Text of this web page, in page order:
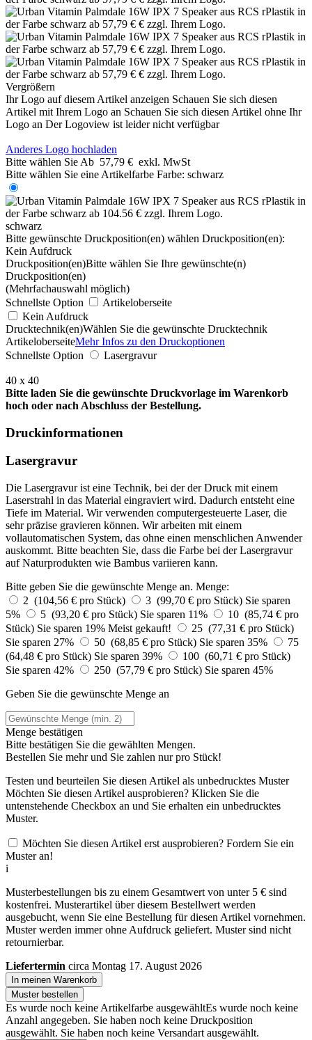
Vergrößern
Ihr Logo auf diesem Artikel anzeigen Schauen Sie sich diesen
Artikel mit Ihrem Logo an Schauen Sie sich diesen Artikel ohne Ihr
Logo an Der Logoview ist leider nicht verfügbar
Anderes Logo hochladen
Bitte wählen Sie Ab 57,79 € exkl. MwSt
Bitte wählen Sie eine Artikelfarbe Farbe: schwarz
schwarz
Bitte gewünschte Druckposition(en) wählen Druckposition(en):
Kein Aufdruck
Druckposition(en)Bitte wählen Sie Ihre gewünschte(n)
Druckposition(en)
(Mehrfachauswahl möglich)
Schnellste Option
Artikeloberseite
Kein Aufdruck
Drucktechnik(en)Wählen Sie die gewünschte Drucktechnik
ArtikeloberseiteMehr Infos zu den Druckoptionen
Schnellste Option
Lasergravur
40 x 40
Bitte laden Sie die gewünschte Druckvorlage im Warenkorb
hoch oder nach Abschluss der Bestellung.
Druckinformationen
Lasergravur
Die Lasergravur ist eine Technik, bei der der Druck mit einem
Laserstrahl in das Material eingraviert wird. Dadurch entsteht eine
Tiefe im Material. Wir verwenden computergesteuerte Laser, die
sehr präzise gravieren können. Wir arbeiten mit einem
vollautomatischen System, das ohne einen menschlichen Anwender
auskommt. Bitte beachten Sie, dass die Farbe bei der Lasergravur
auf Naturprodukten wie Bambus variieren kann.
Bitte geben Sie die gewünschte Menge an. Menge:
2 (104,56 € pro Stück)
3 (99,70 € pro Stück) Sie sparen
5%
5 (93,20 € pro Stück) Sie sparen 11%
10 (85,74 € pro
Stück) Sie sparen 19% Meist gekauft!
25 (77,31 € pro Stück)
Sie sparen 27%
50 (68,85 € pro Stück) Sie sparen 35%
75
(64,48 € pro Stück) Sie sparen 39%
100 (60,71 € pro Stück)
Sie sparen 42%
250 (57,79 € pro Stück) Sie sparen 45%
Geben Sie die gewünschte Menge an
Menge bestätigen
Bitte bestätigen Sie die gewählten Mengen.
Bestellen Sie mehr und Sie zahlen nurpro Stück!
Testen und beurteilen Sie diesen Artikel als unbedrucktes Muster
Möchten Sie diesen Artikel ausprobieren? Klicken Sie die
untenstehende Checkbox an und Sie erhalten ein unbedrucktes
Muster.
Möchten Sie diesen Artikel erst ausprobieren? Fordern Sie ein
Muster an!
i
Musterbestellungen bis zu einem Gesamtwert von unter 5 € sind
kostenfrei. Musterartikel über diesem Bestellwert werden
ausgebucht, wenn Sie eine Bestellung für diesen Artikel vornehmen.
Muster werden immer ohne Aufdruck geliefert. Muster sind nicht
retournierbar.
Liefertermin circa Montag 17. August 2026
In meinen Warenkorb
Muster bestellen
Es wurde noch keine Artikelfarbe ausgewähltEs wurde noch keine
Anzahl angegeben. Sie haben noch keine Druckposition
ausgewählt. Sie haben noch keine Versandart ausgewählt.